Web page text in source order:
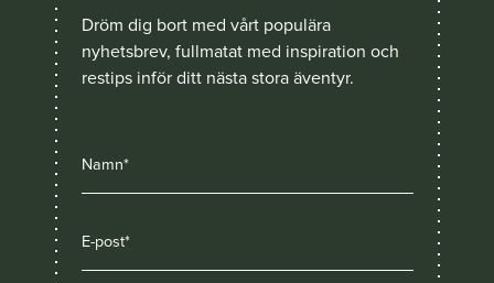
Dröm dig bort med vårt populära
nyhetsbrev, fullmatat med inspiration och
restips inför ditt nästa stora äventyr.